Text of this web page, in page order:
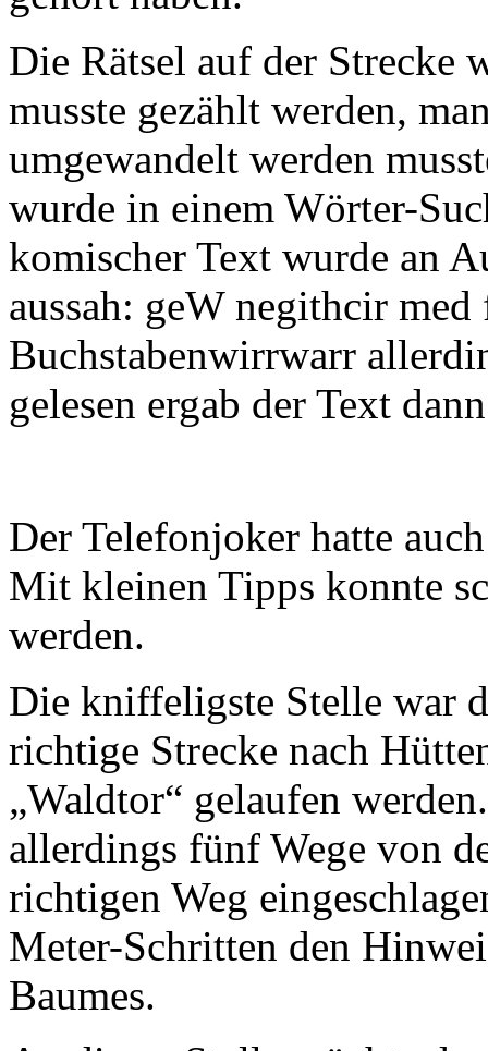
Die Rätsel auf der Strecke
musste gezählt werden,
umgewandelt werden
wurde in einem Wörter-
komischer Text wurde an
aussah: geW negithcir
Buchstabenwirrwarr
gelesen ergab der Text
Der Telefonjoker hatte
Mit kleinen Tipps konnte
werden.
Die kniffeligste Stelle war
richtige Strecke nach
„Waldtor“ gelaufen
allerdings fünf Wege von
richtigen Weg
Meter-Schritten den
Baumes.